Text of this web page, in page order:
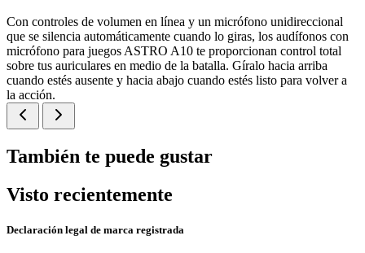
Con controles de volumen en línea y un micrófono unidireccional
que se silencia automáticamente cuando lo giras, los audífonos con
micrófono para juegos ASTRO A10 te proporcionan control total
sobre tus auriculares en medio de la batalla. Gíralo hacia arriba
cuando estés ausente y hacia abajo cuando estés listo para volver a
la acción.
También te puede gustar
Visto recientemente
Declaración legal de marca registrada